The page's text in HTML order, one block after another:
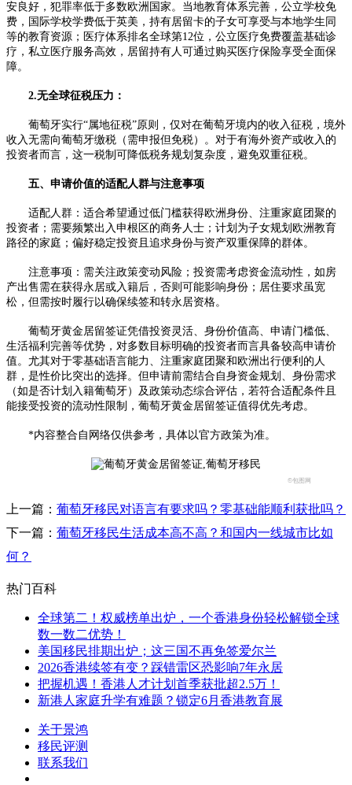
安良好，犯罪率低于多数欧洲国家。当地教育体系完善，公立学校免
费，国际学校学费低于英美，持有居留卡的子女可享受与本地学生同
等的教育资源；医疗体系排名全球第12位，公立医疗免费覆盖基础诊
疗，私立医疗服务高效，居留持有人可通过购买医疗保险享受全面保
障。​
2.无全球征税压力：
葡萄牙实行“属地征税”原则，仅对在葡萄牙境内的收入征税，境外
收入无需向葡萄牙缴税（需申报但免税）。对于有海外资产或收入的
投资者而言，这一税制可降低税务规划复杂度，避免双重征税。​
五、申请价值的适配人群与注意事项​
适配人群：适合希望通过低门槛获得欧洲身份、注重家庭团聚的
投资者；需要频繁出入申根区的商务人士；计划为子女规划欧洲教育
路径的家庭；偏好稳定投资且追求身份与资产双重保障的群体。​
注意事项：需关注政策变动风险；投资需考虑资金流动性，如房
产出售需在获得永居或入籍后，否则可能影响身份；居住要求虽宽
松，但需按时履行以确保续签和转永居资格。​
葡萄牙黄金居留签证凭借投资灵活、身份价值高、申请门槛低、
生活福利完善等优势，对多数目标明确的投资者而言具备较高申请价
值。尤其对于零基础语言能力、注重家庭团聚和欧洲出行便利的人
群，是性价比突出的选择。但申请前需结合自身资金规划、身份需求
（如是否计划入籍葡萄牙）及政策动态综合评估，若符合适配条件且
能接受投资的流动性限制，葡萄牙黄金居留签证值得优先考虑。
*内容整合自网络仅供参考，具体以官方政策为准。
©包图网
上一篇： 葡萄牙移民对语言有要求吗？零基础能顺利获批吗？
下一篇： 葡萄牙移民生活成本高不高？和国内一线城市比如
何？
热门百科
全球第二！权威榜单出炉，一个香港身份轻松解锁全球
数一数二优势！
美国移民排期出炉；这三国不再免签爱尔兰
2026香港续签有变？踩错雷区恐影响7年永居
把握机遇！香港人才计划首季获批超2.5万！
新港人家庭升学有难题？锁定6月香港教育展
关于景鸿
移民评测
联系我们